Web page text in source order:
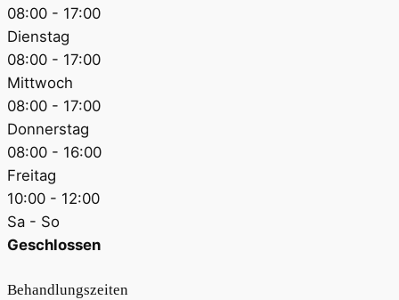
08:00 - 17:00
Dienstag
08:00 - 17:00
Mittwoch
08:00 - 17:00
Donnerstag
08:00 - 16:00
Freitag
10:00 - 12:00
Sa - So
Geschlossen
Behandlungszeiten